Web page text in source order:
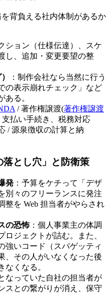
背負える社内体制があるか
ション（仕様伝達）、スケ
し、追加・変更要望の整
：制作会社なら当然に行う
の表示崩れチェック」など
ある。
/ 著作権譲渡(著作権譲渡
払い手続き、税務対応
/ 源泉徴収の計算と納
とし穴」と防衛策
発 ：予算をケチって「デザ
別々のフリーランスに発注
整を Web 担当者がやらされ
の恐怖 ：個人事業主の体調
ジェクトが詰む。また、
強いコード（スパゲッティ
、その人がいなくなった後
なくなる。
なっていた自社の担当者が
スとの繋がりが消え、保守